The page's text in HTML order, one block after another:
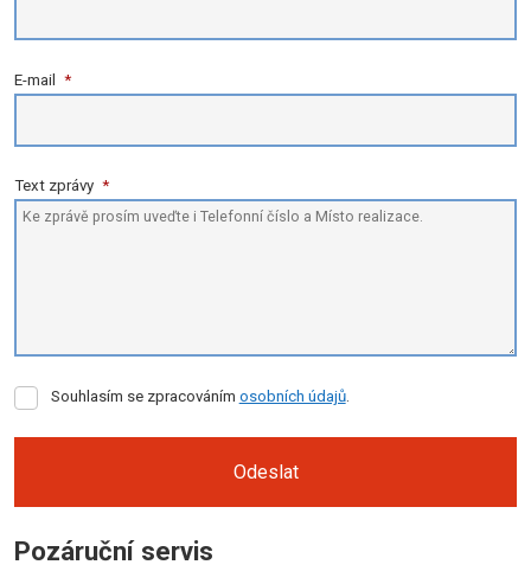
E-mail *
Text zprávy *
Souhlasím
zpracováním
Souhlasím se zpracováním osobních údajů.
Odeslat
se
Pozáruční servis